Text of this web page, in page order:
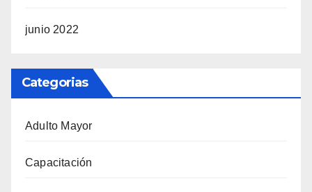
junio 2022
Categorias
Adulto Mayor
Capacitación